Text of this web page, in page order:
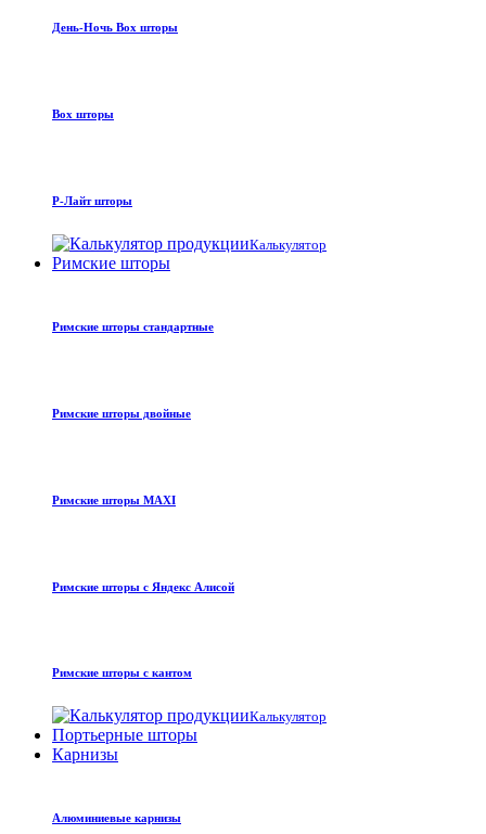
День-Ночь Box шторы
Box шторы
Р-Лайт шторы
Калькулятор
Римские шторы
Римские шторы стандартные
Римские шторы двойные
Римские шторы MAXI
Римские шторы с Яндекс Алисой
Римские шторы с кантом
Калькулятор
Портьерные шторы
Карнизы
Алюминиевые карнизы